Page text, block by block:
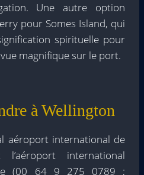
Une autre option
pour Somes Island, qui
spirituelle pour
magnifique sur le port.
à Wellington
aéroport international de
l’aéroport international
(00 64 9 275 0789 ;